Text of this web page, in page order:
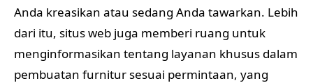
Anda kreasikan atau sedang Anda tawarkan. Lebih
dari itu, situs web juga memberi ruang untuk
menginformasikan tentang layanan khusus dalam
pembuatan furnitur sesuai permintaan, yang